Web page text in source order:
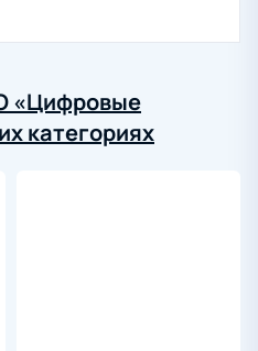
«Цифровые
категориях